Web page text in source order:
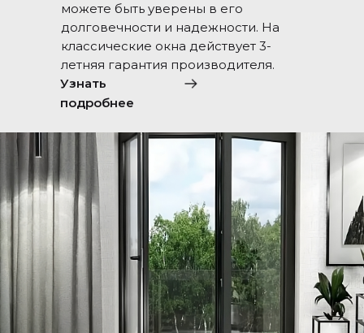
можете быть уверены в его
долговечности и надежности. На
классические окна действует 3-
летняя гарантия производителя.
Узнать
подробнее